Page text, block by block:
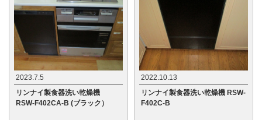
2023.7.5
リンナイ製食器洗い乾燥機
RSW-F402CA-B (ブラック）
2022.10.13
リンナイ製食器洗い乾燥機 RSW-
F402C-B